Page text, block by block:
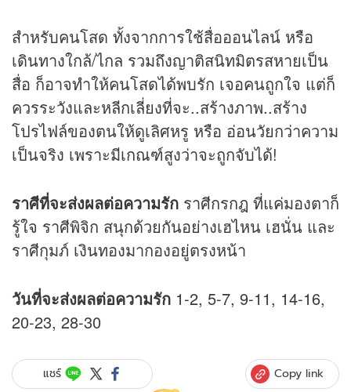
สำหรับคนโสด ทั้งจากการใช้สื่อออนไลน์ หรือ
เดินทางใกล้/ไกล รวมถึงญาติสนิทมิตรสหายเป็น
สื่อ ก็อาจทำให้คนโสดได้พบรัก เจอคนถูกใจ แต่ก็
ควรระวังและหลีกเลี่ยงที่จะ..สร้างภาพ..สร้าง
โปรไฟล์ของตนให้ดูเลิศหรู หรือ อ่อนวัยกว่าความ
เป็นจริง เพราะมีเกณฑ์สูงว่าจะถูกจับได้!
ราศีที่จะส่งผลต่อความรัก ราศีกรกฎ ที่แค่มองตาก็
รู้ใจ ราศีพิจิก สนุกด้วยกันอย่างเฮไหน เฮนั่น และ
ราศีกุมภ์ เงินทองมากองอยู่ตรงหน้า
วันที่จะส่งผลต่อความรัก 1-2, 5-7, 9-11, 14-16,
20-23, 28-30
แชร์ Copy link